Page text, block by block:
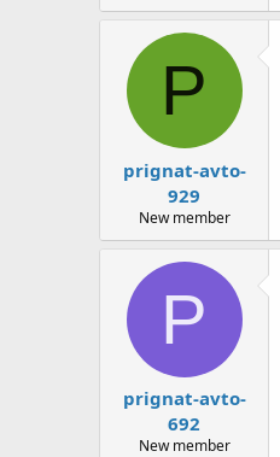
P
prignat-avto-
929
New member
P
prignat-avto-
692
New member